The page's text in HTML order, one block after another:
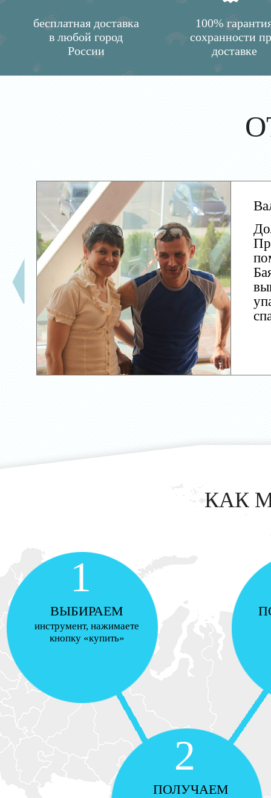
бесплатная доставка
в любой город
России
100%
сохранности
доставке
КАК
1
ВЫБИРАЕМ
инструмент, нажимаете
кнопку «купить»
2
ПОЛУЧАЕМ